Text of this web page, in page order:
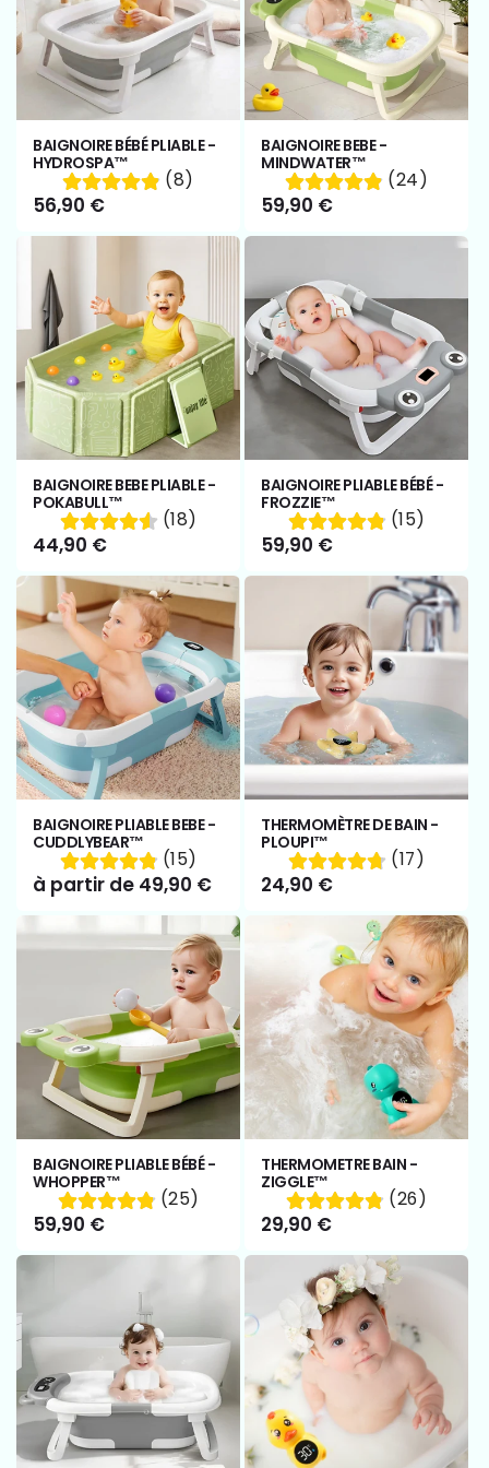
BAIGNOIRE BÉBÉ PLIABLE -
HYDROSPA™
(8)
Prix
56,90 €
BAIGNOIRE BEBE -
MINDWATER™
(24)
Prix
59,90 €
BAIGNOIRE BEBE PLIABLE -
POKABULL™
(18)
Prix
44,90 €
BAIGNOIRE PLIABLE BÉBÉ -
FROZZIE™
(15)
Prix
59,90 €
BAIGNOIRE PLIABLE BEBE -
CUDDLYBEAR™
(15)
Prix
habituel
à partir de 49,90 €
THERMOMÈTRE DE BAIN -
PLOUPI™
(17)
Prix
24,90 €
BAIGNOIRE PLIABLE BÉBÉ -
WHOPPER™
(25)
Prix
59,90 €
THERMOMETRE BAIN -
ZIGGLE™
(26)
Prix
29,90 €